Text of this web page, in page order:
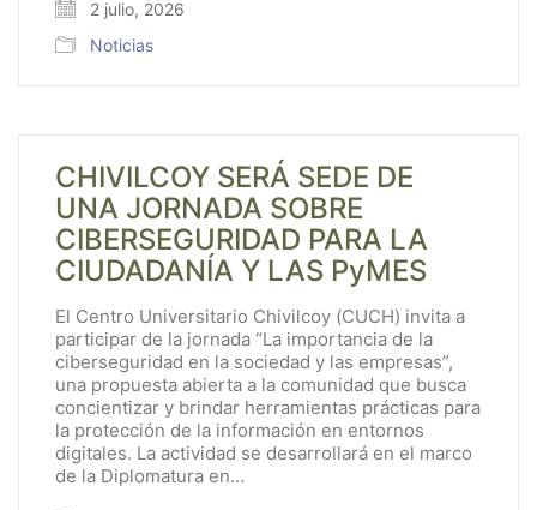
2 julio, 2026
Noticias
CHIVILCOY SERÁ SEDE DE
UNA JORNADA SOBRE
CIBERSEGURIDAD PARA LA
CIUDADANÍA Y LAS PyMES
El Centro Universitario Chivilcoy (CUCH) invita a
participar de la jornada “La importancia de la
ciberseguridad en la sociedad y las empresas”,
una propuesta abierta a la comunidad que busca
concientizar y brindar herramientas prácticas para
la protección de la información en entornos
digitales. La actividad se desarrollará en el marco
de la Diplomatura en…